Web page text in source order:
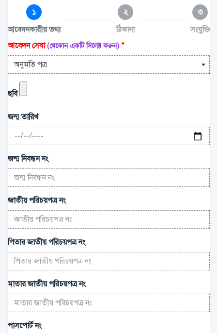
১
আবেদনকারীর তথ্য
২
ঠিকানা
৩
সংযুক্তি
আবেদন সেবা(যেকোন একটি সিলেক্ট করুন) *
অনুমতি পত্র
ছবি
জন্ম তারিখ
জন্ম নিবন্ধন নং
জাতীয় পরিচয়পত্র নং
পিতার জাতীয় পরিচয়পত্র নং
মাতার জাতীয় পরিচয়পত্র নং
পাসপোর্ট নং